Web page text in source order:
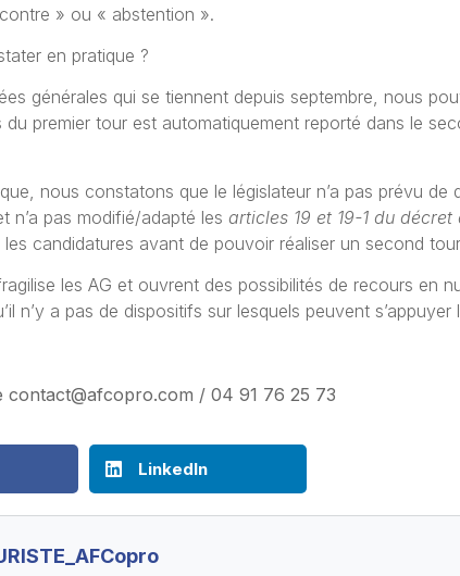
» ou « abstention ».
en pratique ?
générales qui se tiennent depuis septembre, nous
du premier tour est automatiquement reporté dans le
nous constatons que le législateur n’a pas prévu
n’a pas modifié/adapté les articles 19 et 19-1 du décret
les candidatures avant de pouvoir réaliser un second
les AG et ouvrent des possibilités de recours en
n’y a pas de dispositifs sur lesquels peuvent s’appuyer
contact@afcopro.com / 04 91 76 25 73
LinkedIn